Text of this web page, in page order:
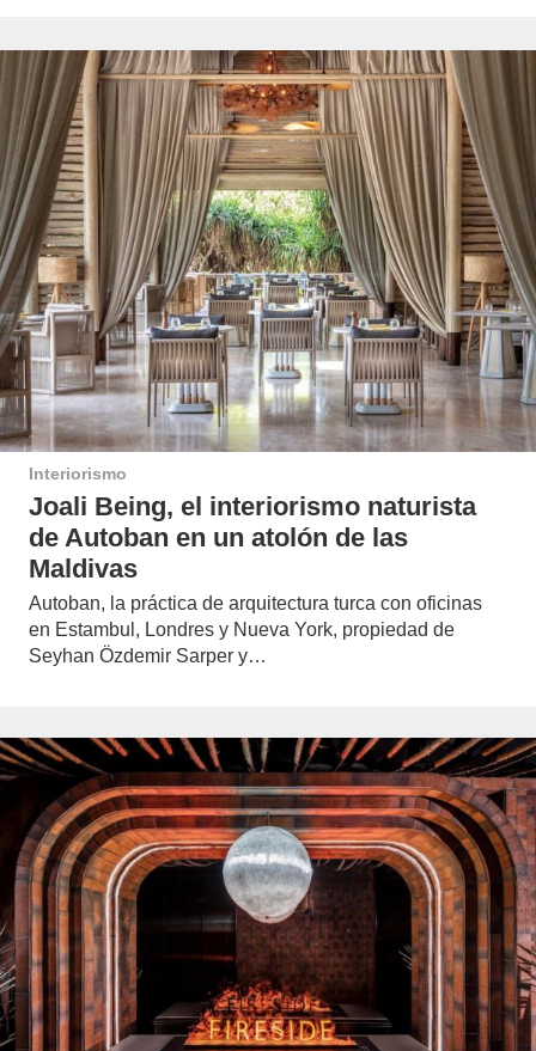
Interiorismo
Joali Being, el interiorismo naturista
de Autoban en un atolón de las
Maldivas
Autoban, la práctica de arquitectura turca con oficinas
en Estambul, Londres y Nueva York, propiedad de
Seyhan Özdemir Sarper y…